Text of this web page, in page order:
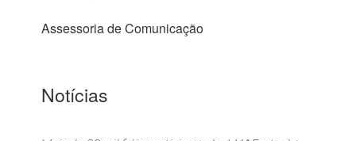
Assessoria de Comunicação
Notícias